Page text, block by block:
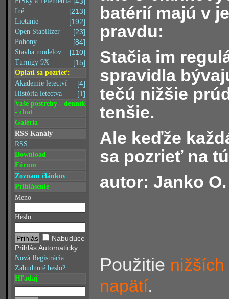
[213]
Iné
[192]
Lietanie
[23]
Open Stabilizer
[84]
Pohony
[110]
Stavba modelov
[15]
Turnigy 9X
Oplatí sa pozrieť:
[4]
Akademie letectví
[1]
História letectva
Vaše postrehy - denník
- chat
Galéria
RSS Kanály
RSS
Download
Fórum
Zoznam článkov
Prihlásenie
Meno
Heslo
Nabudúce
Prihlás Automaticky
Nová Registrácia
Zabudnuté heslo?
Hľadaj
batérií majú v
pravdu:
Stačia im
spravidla
tečú nižšie
tenšie.
Ale keďže
sa pozrieť na
autor: Janko O.
Použitie nižších
napätí.